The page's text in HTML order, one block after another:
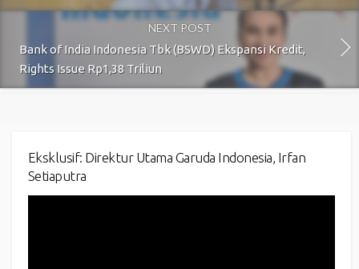
NEXT POST
Bank of India Indonesia Tbk (BSWD) Ekspansi Kredit,
Rights Issue Rp1,38 Triliun
Eksklusif: Direktur Utama Garuda Indonesia, Irfan
Setiaputra